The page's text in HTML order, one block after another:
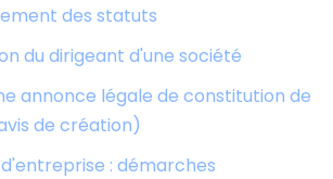
des statuts
du dirigeant d'une société
annonce légale de constitution de
de création)
: démarches